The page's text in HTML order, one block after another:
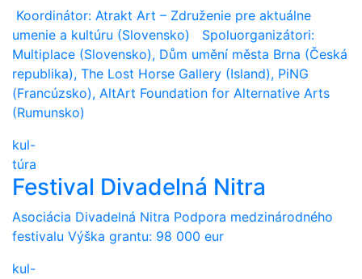
Koordinátor: Atrakt Art – Združenie pre aktuálne
umenie a kultúru (Slovensko) Spoluorganizátori:
Multiplace (Slovensko), Dům umění města Brna (Česká
republika), The Lost Horse Gallery (Island), PiNG
(Francúzsko), AltArt Foundation for Alternative Arts
(Rumunsko)
kul-
túra
Festival Divadelná Nitra
Asociácia Divadelná Nitra Podpora medzinárodného
festivalu Výška grantu: 98 000 eur
kul-